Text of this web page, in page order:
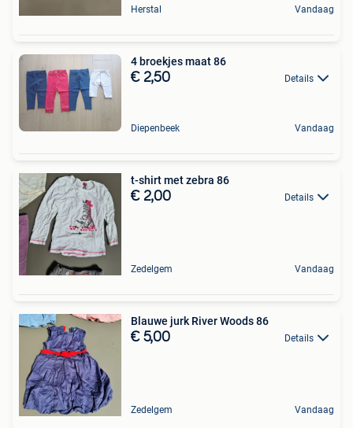
Herstal Vandaag
4 broekjes maat 86
€ 2,50 Details
Diepenbeek Vandaag
t-shirt met zebra 86
€ 2,00 Details
Zedelgem Vandaag
Blauwe jurk River Woods 86
€ 5,00 Details
Zedelgem Vandaag